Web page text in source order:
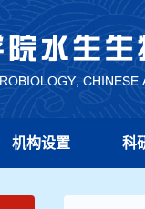
机构设置 科